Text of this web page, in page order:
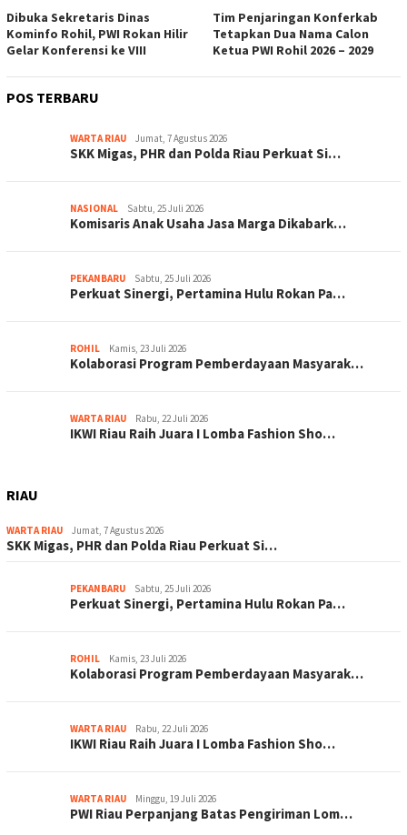
Dibuka Sekretaris Dinas
Kominfo Rohil, PWI Rokan Hilir
Gelar Konferensi ke VIII
Tim Penjaringan Konferkab
Tetapkan Dua Nama Calon
Ketua PWI Rohil 2026 – 2029
POS TERBARU
WARTA RIAU Jumat, 7 Agustus 2026
SKK Migas, PHR dan Polda Riau Perkuat Si…
NASIONAL Sabtu, 25 Juli 2026
Komisaris Anak Usaha Jasa Marga Dikabark…
PEKANBARU Sabtu, 25 Juli 2026
Perkuat Sinergi, Pertamina Hulu Rokan Pa…
ROHIL Kamis, 23 Juli 2026
Kolaborasi Program Pemberdayaan Masyarak…
WARTA RIAU Rabu, 22 Juli 2026
IKWI Riau Raih Juara I Lomba Fashion Sho…
RIAU
WARTA RIAU Jumat, 7 Agustus 2026
SKK Migas, PHR dan Polda Riau Perkuat Si…
PEKANBARU Sabtu, 25 Juli 2026
Perkuat Sinergi, Pertamina Hulu Rokan Pa…
ROHIL Kamis, 23 Juli 2026
Kolaborasi Program Pemberdayaan Masyarak…
WARTA RIAU Rabu, 22 Juli 2026
IKWI Riau Raih Juara I Lomba Fashion Sho…
WARTA RIAU Minggu, 19 Juli 2026
PWI Riau Perpanjang Batas Pengiriman Lom…